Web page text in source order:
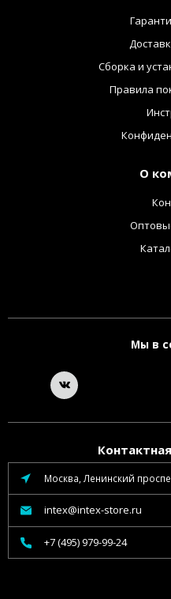
Сборка и
Правила
О
Мы в
Москва, Ленинский
intex@intex-store.ru
+7 (495) 979-99-24